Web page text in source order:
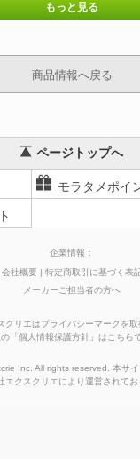
もっと見る
商品情報へ戻る
ページトップへ
モラタメポイ
企業情報：
会社概要
特定商取引に基づく表
メーカーご担当者の方へ
クリエはプライバシーマークを取
「個人情報保護方針 」はこちら
Inc. All rights reserved. 本サイ
エクスクリエにより運営されてお